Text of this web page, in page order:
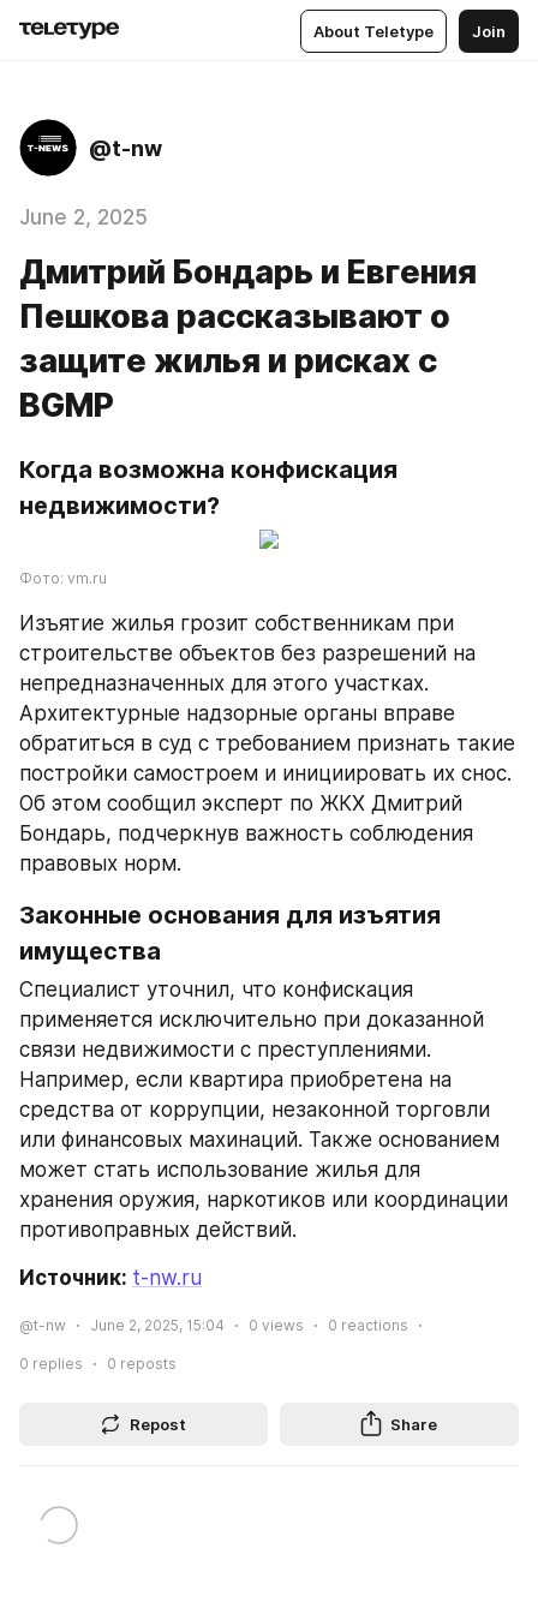
About Teletype Join
@t-nw
June 2, 2025
Дмитрий Бондарь и Евгения
Пешкова рассказывают о
защите жилья и рисках с
BGMP
Когда возможна конфискация
недвижимости?
Фото: vm.ru
Изъятие жилья грозит собственникам при
строительстве объектов без разрешений на
непредназначенных для этого участках.
Архитектурные надзорные органы вправе
обратиться в суд с требованием признать такие
постройки самостроем и инициировать их снос.
Об этом сообщил эксперт по ЖКХ Дмитрий
Бондарь, подчеркнув важность соблюдения
правовых норм.
Законные основания для изъятия
имущества
Специалист уточнил, что конфискация
применяется исключительно при доказанной
связи недвижимости с преступлениями.
Например, если квартира приобретена на
средства от коррупции, незаконной торговли
или финансовых махинаций. Также основанием
может стать использование жилья для
хранения оружия, наркотиков или координации
противоправных действий.
Источник: t-nw.ru
@t-nw June 2, 2025, 15:04 0 views 0 reactions
0 replies 0 reposts
Repost Share